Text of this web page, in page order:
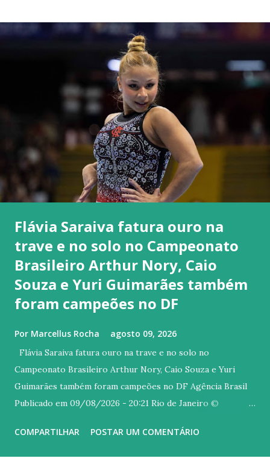
Flávia Saraiva fatura ouro na
trave e no solo no Campeonato
Brasileiro Arthur Nory, Caio
Souza e Yuri Guimarães também
foram campeões no DF
Por Marcellus Rocha agosto 09, 2026
Flávia Saraiva fatura ouro na trave e no solo no
Campeonato Brasileiro Arthur Nory, Caio Souza e Yuri
Guimarães também foram campeões no DF Agência Brasil
Publicado em 09/08/2026 - 20:21 Rio de Janeiro ©
carioca Flávia Saraiva arrebatou o público do Ginásio Nilson
COMPARTILHAR POSTAR UM COMENTÁRIO